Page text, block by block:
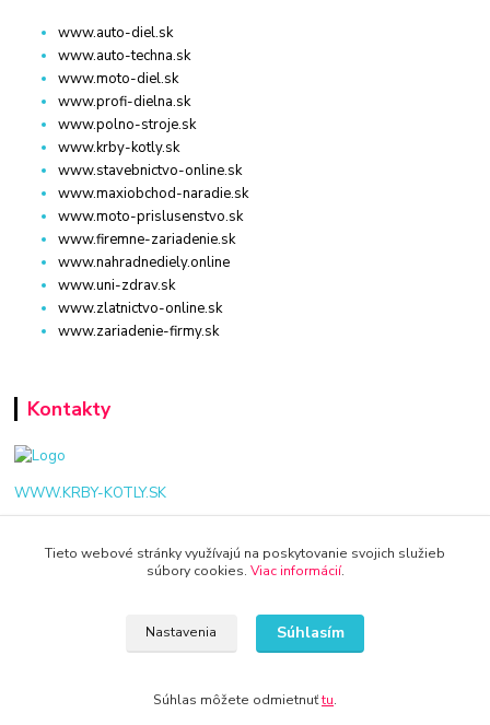
www.auto-diel.sk
www.auto-techna.sk
www.moto-diel.sk
www.profi-dielna.sk
www.polno-stroje.sk
www.krby-kotly.sk
www.stavebnictvo-online.sk
www.maxiobchod-naradie.sk
www.moto-prislusenstvo.sk
www.firemne-zariadenie.sk
www.nahradnediely.online
www.uni-zdrav.sk
www.zlatnictvo-online.sk
www.zariadenie-firmy.sk
Kontakty
WWW.KRBY-KOTLY.SK
Tieto webové stránky využívajú na poskytovanie svojich služieb
súbory cookies. Viac informácií.
Nastavenia Súhlasím
Súhlas môžete odmietnuťtu.